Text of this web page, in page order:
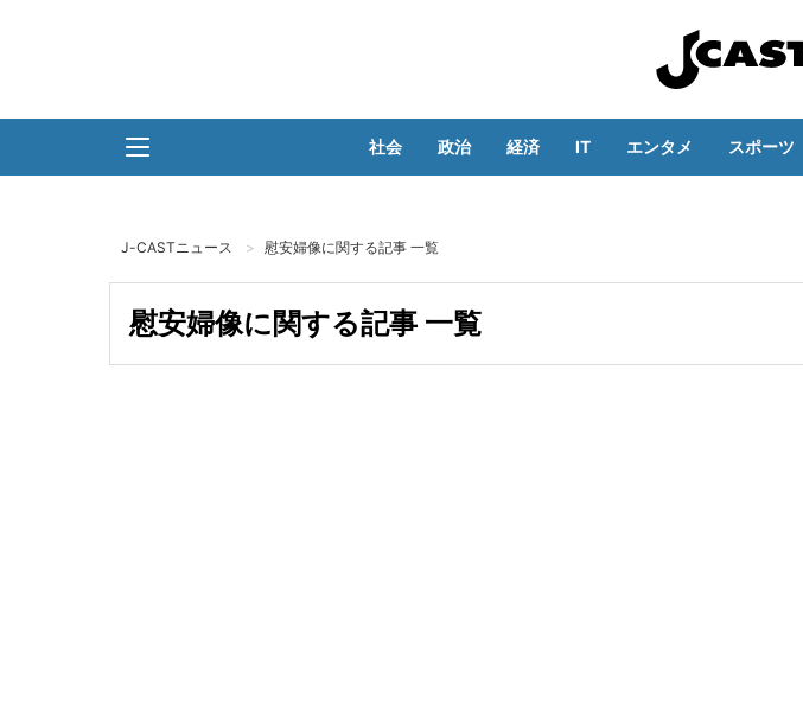
社会 政治 経済 IT エンタメ スポーツ
J-CASTニュース 慰安婦像に関する記事 一覧
慰安婦像に関する記事 一覧